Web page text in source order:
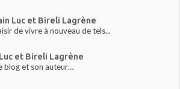
Luc et Bireli Lagrène
de vivre à nouveau de tels...
et Bireli Lagrène
blog et son auteur…